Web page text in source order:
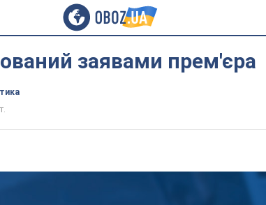
заявами прем'єра